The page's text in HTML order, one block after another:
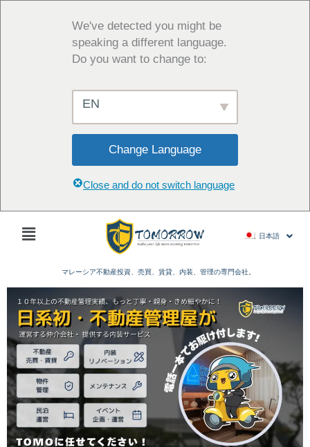
We've detected you might be
speaking a different language.
Do you want to change to:
EN
Change Language
Close and do not switch language
Main
日本語
マレーシア不動産投資、売買、賃貸、内装、管理の専門会社。